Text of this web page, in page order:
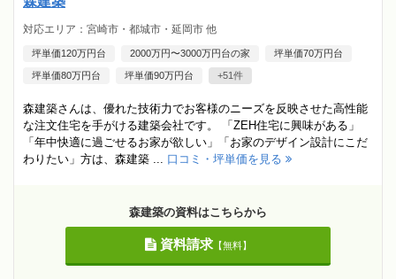
対応エリア：宮崎市・都城市・延岡市 他
坪単価120万円台 2000万円〜3000万円台の家 坪単価70万円台
坪単価80万円台 坪単価90万円台 +51件
森建築さんは、優れた技術力でお客様のニーズを反映させた高性能
な注文住宅を手がける建築会社です。 「ZEH住宅に興味がある」
「年中快適に過ごせるお家が欲しい」「お家のデザイン設計にこだ
わりたい」方は、森建築 ... 口コミ・坪単価を見る
森建築の資料はこちらから
資料請求【無料】